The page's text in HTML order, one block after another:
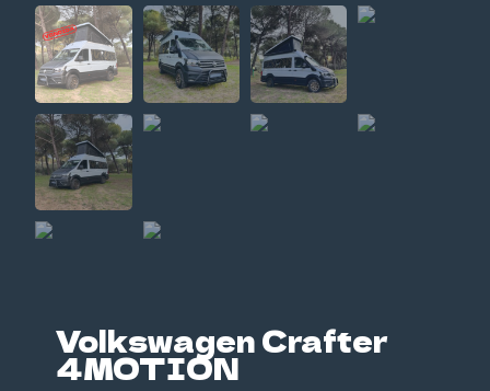
Volkswagen Crafter
4MOTION